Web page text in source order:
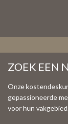
ZOEK EEN
Onze
gepassioneerde
voor hun vakgebied.